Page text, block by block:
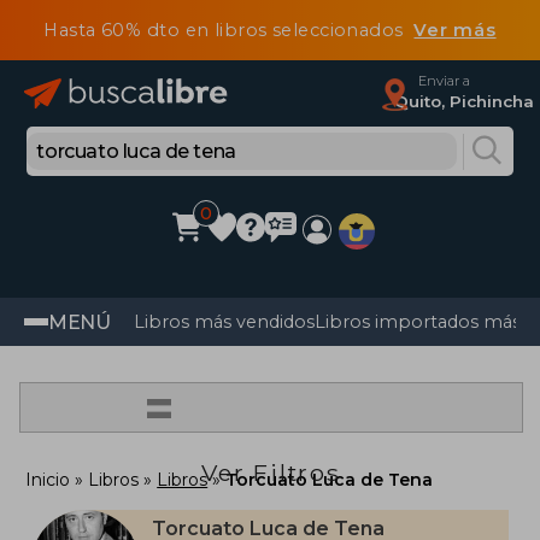
Hasta 60% dto en libros seleccionadosVer más
Enviar a
Quito, Pichincha
0
MENÚ Libros más vendidosLibros importados más
=
Ver Filtros
Inicio Libros Libros Torcuato Luca de Tena
Torcuato Luca de Tena